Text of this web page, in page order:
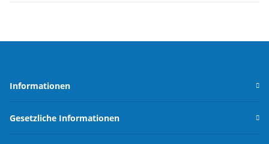
Informationen
Gesetzliche Informationen